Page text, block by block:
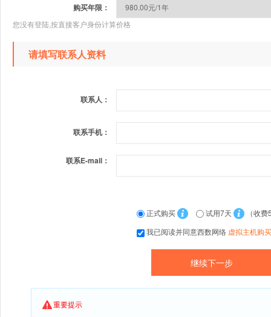
购买年限：
您没有登陆,按直接客户身份计算价格
请填写联系人资料
联系人：
联系手机：
联系E-mail：
正式购买 试用7天
（收费
我已阅读并同意西数网络 虚拟主机购
重要提示